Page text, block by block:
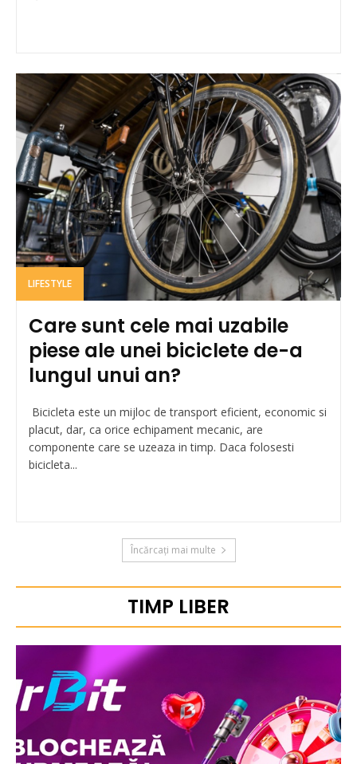
LIFESTYLE
Care sunt cele mai uzabile
piese ale unei biciclete de-a
lungul unui an?
Bicicleta este un mijloc de transport eficient, economic si
placut, dar, ca orice echipament mecanic, are
componente care se uzeaza in timp. Daca folosesti
bicicleta...
Încărcați mai multe
TIMP LIBER